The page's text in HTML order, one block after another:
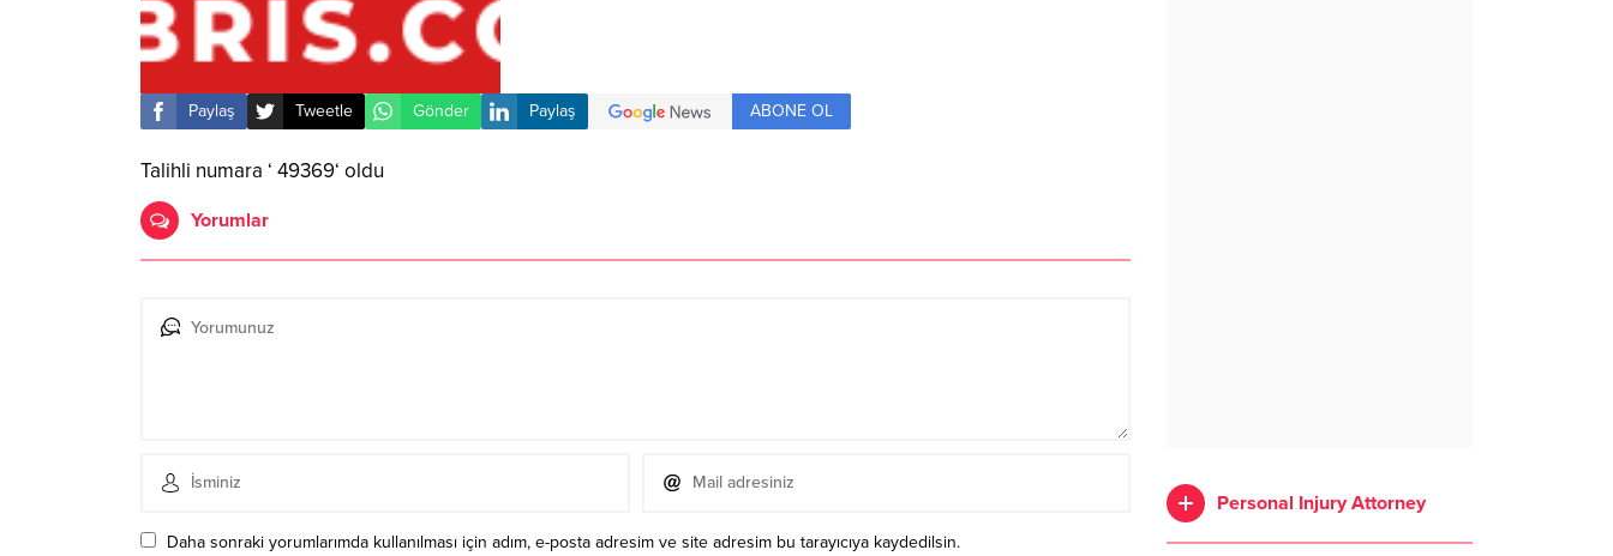
Paylaş Tweetle Gönder Paylaş ABONE OL
Talihli numara ‘ 49369‘ oldu
Yorumlar
Daha sonraki yorumlarımda kullanılması için adım, e-posta adresim ve site adresim bu tarayıcıya kaydedilsin.
Personal Injury Attorney